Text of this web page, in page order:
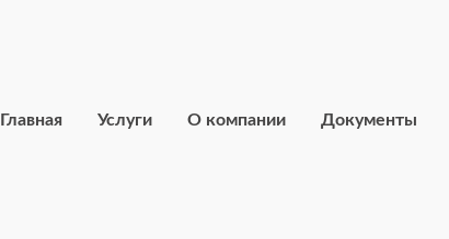
Главная Услуги О компании Документы